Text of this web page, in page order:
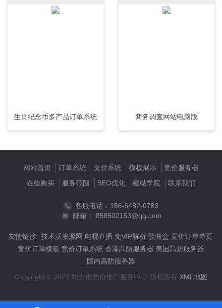
生肖纪念币多产品订单系统 商务调查网站电脑版
网站首页 订单系统 支付系统 模板展示
竞价服务器
在线购买
服务范围 SEO优化 建站学院 联系我们
客服电话：156-6482-0783
邮箱： 858502153@qq.com
友情链接: 技术沃资源网 电视直播 免VIP解析 歌曲盒 竞价订单单页
竞价订单模板 竞价订单系统 香港高防服务器 美国高防服务器
国内高防服务器
Copyright © 2022 助力推竞价推广服务中心 版权所有 XML地图